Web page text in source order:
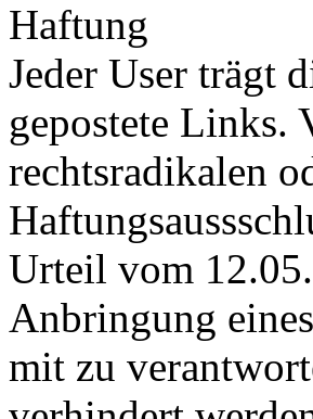
Haftung
Jeder User trägt
gepostete Links.
rechtsradikalen
Urteil vom
Anbringung
mit zu